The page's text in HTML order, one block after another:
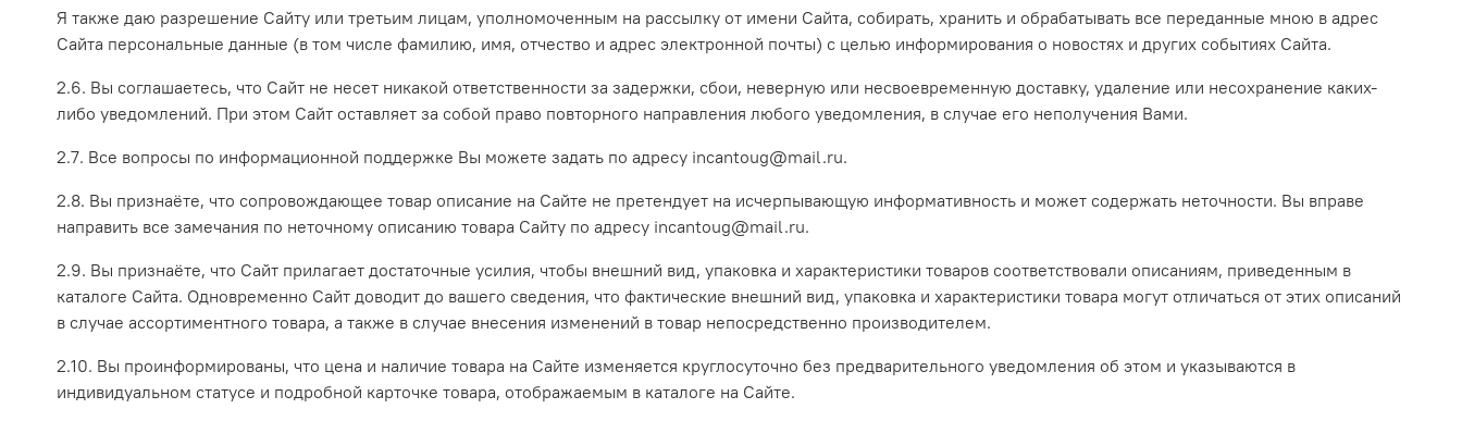
Я также даю разрешение Сайту или третьим лицам, уполномоченным на рассылку от имени Сайта, собирать, хранить и обрабатывать все переданные мною в адрес
Сайта персональные данные (в том числе фамилию, имя, отчество и адрес электронной почты) с целью информирования о новостях и других событиях Сайта.
2.6. Вы соглашаетесь, что Сайт не несет никакой ответственности за задержки, сбои, неверную или несвоевременную доставку, удаление или несохранение каких-
либо уведомлений. При этом Сайт оставляет за собой право повторного направления любого уведомления, в случае его неполучения Вами.
2.7. Все вопросы по информационной поддержке Вы можете задать по адресу incantoug@mail.ru.
2.8. Вы признаёте, что сопровождающее товар описание на Сайте не претендует на исчерпывающую информативность и может содержать неточности. Вы вправе
направить все замечания по неточному описанию товара Сайту по адресу incantoug@mail.ru.
2.9. Вы признаёте, что Сайт прилагает достаточные усилия, чтобы внешний вид, упаковка и характеристики товаров соответствовали описаниям, приведенным в
каталоге Сайта. Одновременно Сайт доводит до вашего сведения, что фактические внешний вид, упаковка и характеристики товара могут отличаться от этих описаний
в случае ассортиментного товара, а также в случае внесения изменений в товар непосредственно производителем.
2.10. Вы проинформированы, что цена и наличие товара на Сайте изменяется круглосуточно без предварительного уведомления об этом и указываются в
индивидуальном статусе и подробной карточке товара, отображаемым в каталоге на Сайте.